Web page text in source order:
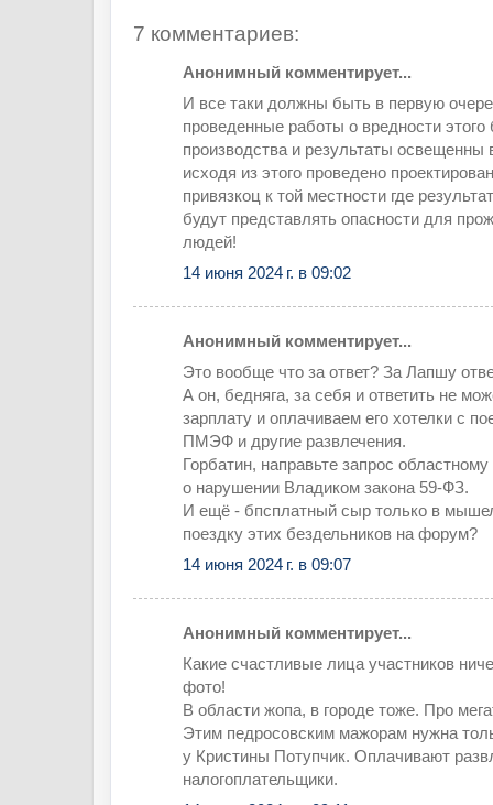
7 комментариев:
Анонимный комментирует...
И все таки должны быть в первую
проведенные работы о вредности этого
производства и результаты освещенны
исходя из этого проведено
привязкоц к той местности где
будут представлять опасности для
людей!
14 июня 2024 г. в 09:02
Анонимный комментирует...
Это вообще что за ответ? За Лапшу
А он, бедняга, за себя и ответить не
зарплату и оплачиваем его хотелки с
ПМЭФ и другие развлечения.
Горбатин, направьте запрос
о нарушении Владиком закона 59-ФЗ.
И ещё - бпсплатный сыр только в
поездку этих бездельников на форум?
14 июня 2024 г. в 09:07
Анонимный комментирует...
Какие счастливые лица участников
фото!
В области жопа, в городе тоже. Про
Этим педросовским мажорам нужна
у Кристины Потупчик. Оплачивают
налогоплательщики.